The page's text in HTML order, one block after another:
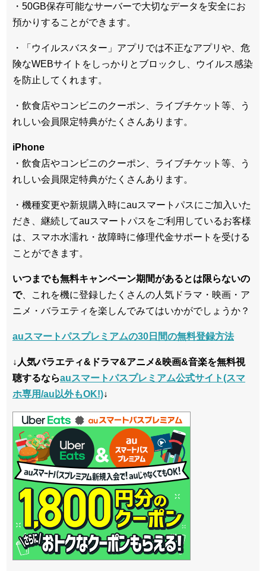
・50GB保存可能なサーバーで大切なデータを安全にお
預かりすることができます。
・「ウイルスバスター」アプリでは不正なアプリや、危
険なWEBサイトをしっかりとブロックし、ウイルス感染
を防止してくれます。
・飲食店やコンビニのクーポン、ライブチケット等、う
れしい会員限定特典がたくさんあります。
iPhone
・飲食店やコンビニのクーポン、ライブチケット等、う
れしい会員限定特典がたくさんあります。
・機種変更や新規購入時にauスマートパスにご加入いた
だき、継続してauスマートパスをご利用しているお客様
は、スマホ水濡れ・故障時に修理代金サポートを受ける
ことができます。
いつまでも無料キャンペーン期間があるとは限らないの
で、これを機に登録したくさんの人気ドラマ・映画・ア
ニメ・バラエティを楽しんでみてはいかがでしょうか？
auスマートパスプレミアムの30日間の無料登録方法
↓人気バラエティ&ドラマ&アニメ&映画&音楽を無料視
聴するならauスマートパスプレミアム公式サイト(スマ
ホ専用/au以外もOK!)↓